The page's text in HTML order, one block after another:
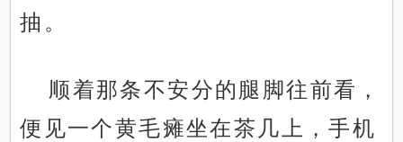
抽。
顺着那条不安分的腿脚往前看，
便见一个黄毛瘫坐在茶几上，手机